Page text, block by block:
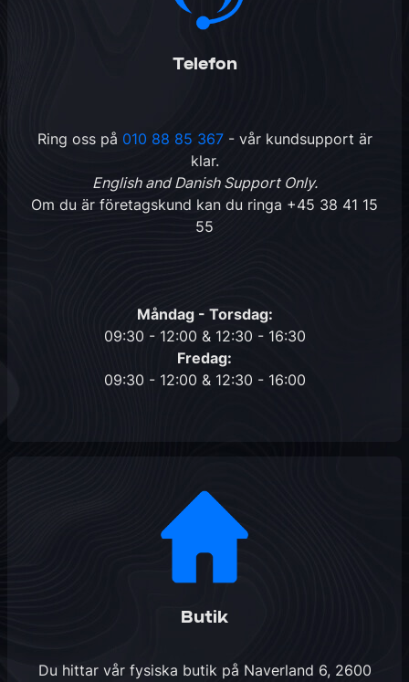
Telefon
Ring oss på 010 88 85 367- vår kundsupport är
klar.
English and Danish Support Only.
Om du är företagskund kan du ringa +45 38 41 15
55
Måndag - Torsdag:
09:30 - 12:00 & 12:30 - 16:30
Fredag:
09:30 - 12:00 & 12:30 - 16:00
Butik
Du hittar vår fysiska butik på Naverland 6, 2600